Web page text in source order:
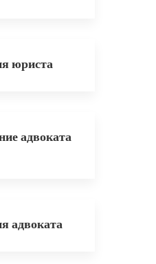
юриста
адвоката
адвоката